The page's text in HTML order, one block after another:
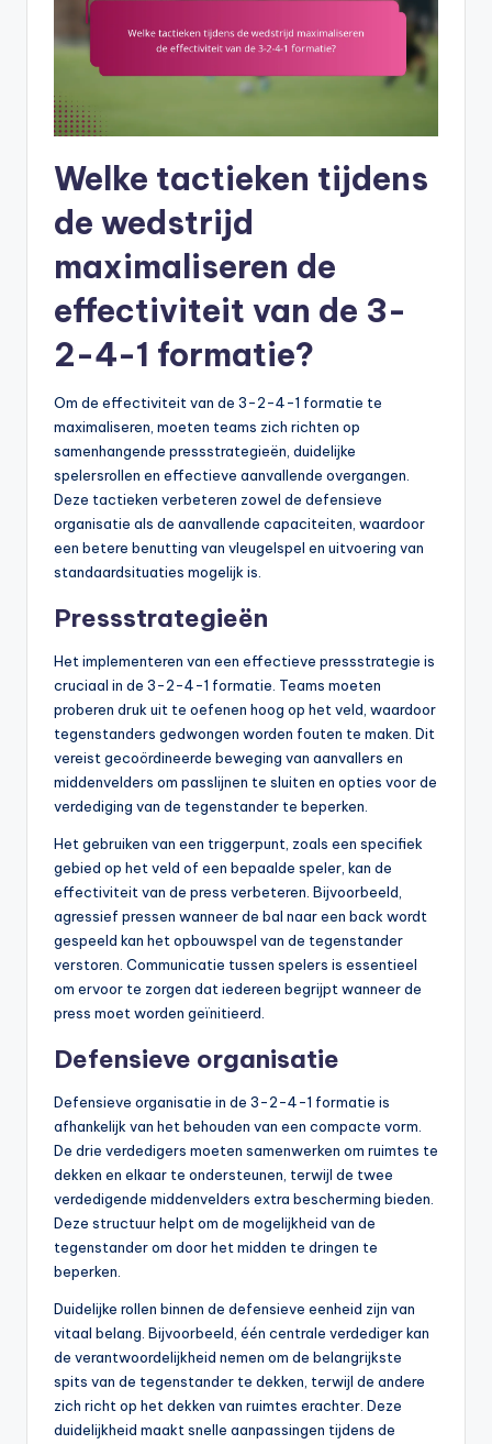
Welke tactieken tijdens
de wedstrijd
maximaliseren de
effectiviteit van de 3-
2-4-1 formatie?
Om de effectiviteit van de 3-2-4-1 formatie te
maximaliseren, moeten teams zich richten op
samenhangende pressstrategieën, duidelijke
spelersrollen en effectieve aanvallende overgangen.
Deze tactieken verbeteren zowel de defensieve
organisatie als de aanvallende capaciteiten, waardoor
een betere benutting van vleugelspel en uitvoering van
standaardsituaties mogelijk is.
Pressstrategieën
Het implementeren van een effectieve pressstrategie is
cruciaal in de 3-2-4-1 formatie. Teams moeten
proberen druk uit te oefenen hoog op het veld, waardoor
tegenstanders gedwongen worden fouten te maken. Dit
vereist gecoördineerde beweging van aanvallers en
middenvelders om passlijnen te sluiten en opties voor de
verdediging van de tegenstander te beperken.
Het gebruiken van een triggerpunt, zoals een specifiek
gebied op het veld of een bepaalde speler, kan de
effectiviteit van de press verbeteren. Bijvoorbeeld,
agressief pressen wanneer de bal naar een back wordt
gespeeld kan het opbouwspel van de tegenstander
verstoren. Communicatie tussen spelers is essentieel
om ervoor te zorgen dat iedereen begrijpt wanneer de
press moet worden geïnitieerd.
Defensieve organisatie
Defensieve organisatie in de 3-2-4-1 formatie is
afhankelijk van het behouden van een compacte vorm.
De drie verdedigers moeten samenwerken om ruimtes te
dekken en elkaar te ondersteunen, terwijl de twee
verdedigende middenvelders extra bescherming bieden.
Deze structuur helpt om de mogelijkheid van de
tegenstander om door het midden te dringen te
beperken.
Duidelijke rollen binnen de defensieve eenheid zijn van
vitaal belang. Bijvoorbeeld, één centrale verdediger kan
de verantwoordelijkheid nemen om de belangrijkste
spits van de tegenstander te dekken, terwijl de andere
zich richt op het dekken van ruimtes erachter. Deze
duidelijkheid maakt snelle aanpassingen tijdens de